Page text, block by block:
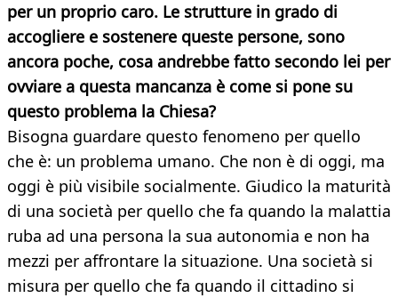
per un proprio caro. Le strutture in grado di
accogliere e sostenere queste persone, sono
ancora poche, cosa andrebbe fatto secondo lei per
ovviare a questa mancanza è come si pone su
questo problema la Chiesa?
Bisogna guardare questo fenomeno per quello
che è: un problema umano. Che non è di oggi, ma
oggi è più visibile socialmente. Giudico la maturità
di una società per quello che fa quando la malattia
ruba ad una persona la sua autonomia e non ha
mezzi per affrontare la situazione. Una società si
misura per quello che fa quando il cittadino si